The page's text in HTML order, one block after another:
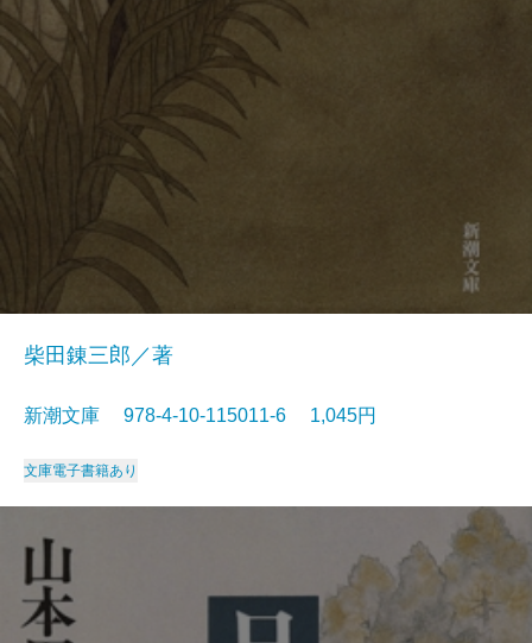
柴田錬三郎／著
新潮文庫 978-4-10-115011-6 1,045円
文庫電子書籍あり